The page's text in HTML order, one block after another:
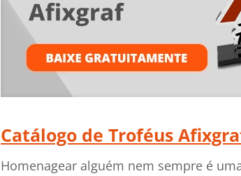
Catálogo de Troféus
Homenagear alguém nem sempre é